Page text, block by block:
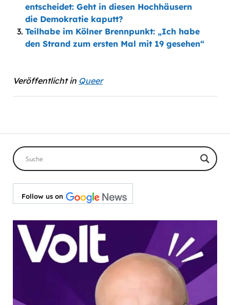
entscheidet: Geht in diesen Hochhäusern
die Demokratie kaputt?
Teilhabe im Kölner Brennpunkt: „Ich habe
den Strand zum ersten Mal mit 19 gesehen“
Veröffentlicht in Queer
Follow us on